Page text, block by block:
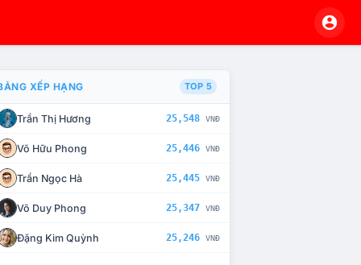
CHẾ TÀI XỬ LÝ VI PHẠM
XẾP HẠNG TOP 5
Trần Thị Hương 25,548 VNĐ
Võ Hữu Phong 25,446 VNĐ
Trần Ngọc Hà 25,445 VNĐ
Võ Duy Phong 25,347 VNĐ
Đặng Kim Quỳnh 25,246 VNĐ